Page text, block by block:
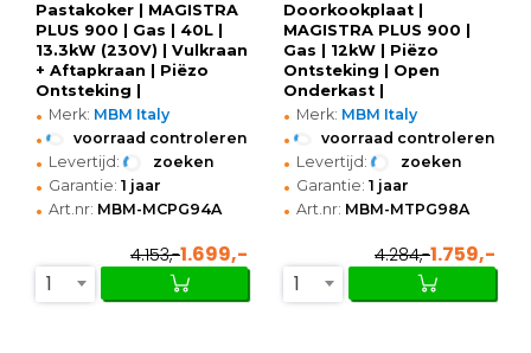
Pastakoker | MAGISTRA
PLUS 900 | Gas | 40L |
13.3kW (230V) | Vulkraan
+ Aftapkraan | Piëzo
Ontsteking |
400x900x850(h)mm
• Merk: MBM Italy
• voorraad controleren
• Levertijd: zoeken
• Garantie: 1 jaar
• Art.nr: MBM-MCPG94A
4.153,-1.699,-
1
Doorkookplaat |
MAGISTRA PLUS 900 |
Gas | 12kW | Piëzo
Ontsteking | Open
Onderkast |
800x900x850(h)mm
• Merk: MBM Italy
• voorraad controleren
• Levertijd: zoeken
• Garantie: 1 jaar
• Art.nr: MBM-MTPG98A
4.284,-1.759,-
1